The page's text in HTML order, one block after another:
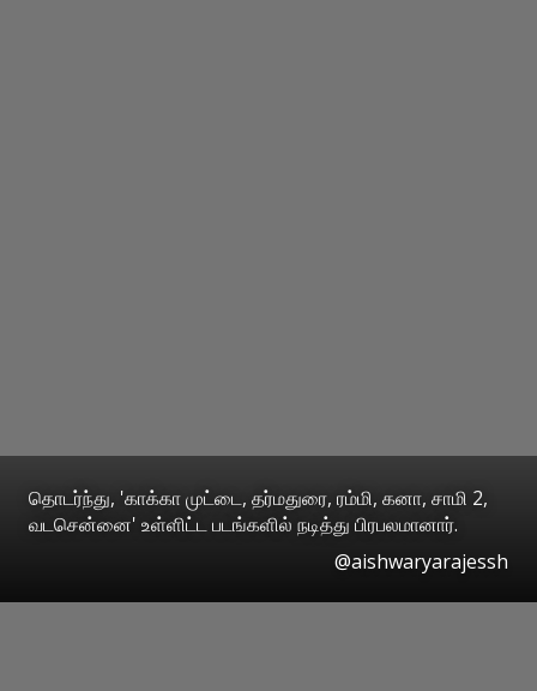
தொடர்ந்து, 'காக்கா முட்டை, தர்மதுரை, ரம்மி, கனா, சாமி 2,
வடசென்னை' உள்ளிட்ட படங்களில் நடித்து பிரபலமானார்.
@aishwaryarajessh